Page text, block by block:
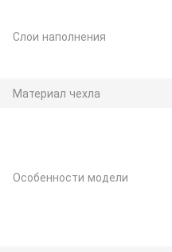
Слои наполнения
Материал чехла
Особенности модели